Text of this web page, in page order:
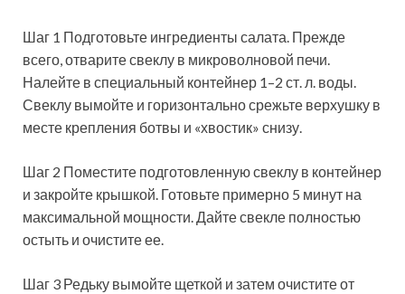
Шаг 1 Подготовьте ингредиенты салата. Прежде
всего, отварите свеклу в микроволновой печи.
Налейте в специальный контейнер 1–2 ст. л. воды.
Свеклу вымойте и горизонтально срежьте верхушку в
месте крепления ботвы и «хвостик» снизу.
Шаг 2 Поместите подготовленную свеклу в контейнер
и закройте крышкой. Готовьте примерно 5 минут на
максимальной мощности. Дайте свекле полностью
остыть и очистите ее.
Шаг 3 Редьку вымойте щеткой и затем очистите от